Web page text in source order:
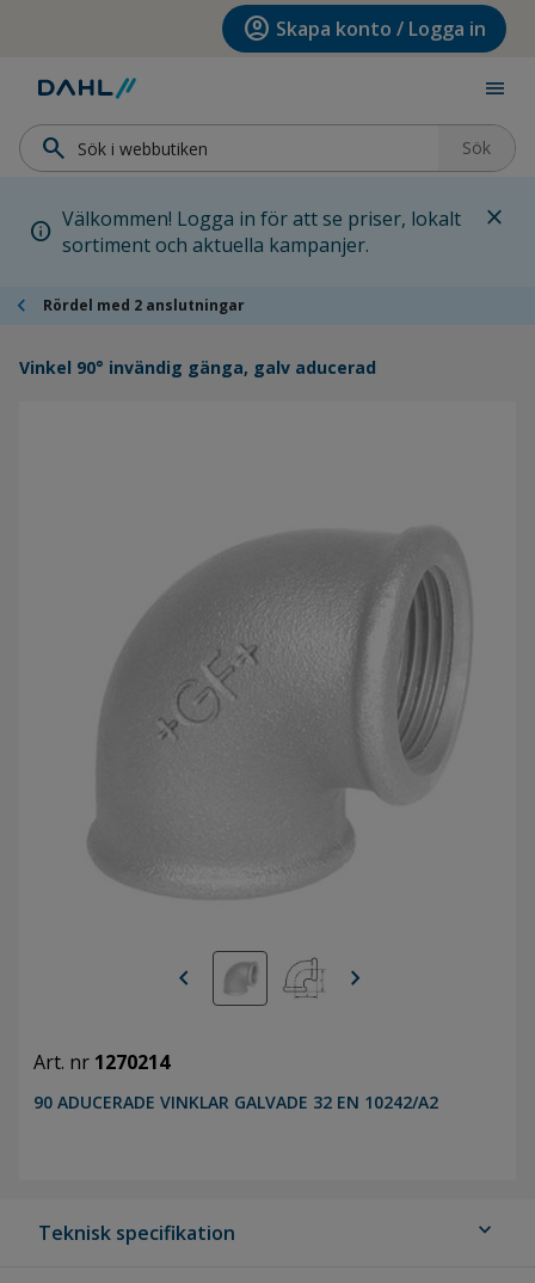
Hoppa till huvudinnehållet account_circle Skapa konto / Logga in
menu
search Sök
info Välkommen! Logga in för att se priser, lokalt
sortiment och aktuella kampanjer.
close
chevron_left Rördel med 2 anslutningar
Vinkel 90° invändig gänga, galv aducerad
chevron_left chevron_right
Art. nr 1270214
90 ADUCERADE VINKLAR GALVADE 32 EN 10242/A2
Teknisk specifikation expand_more